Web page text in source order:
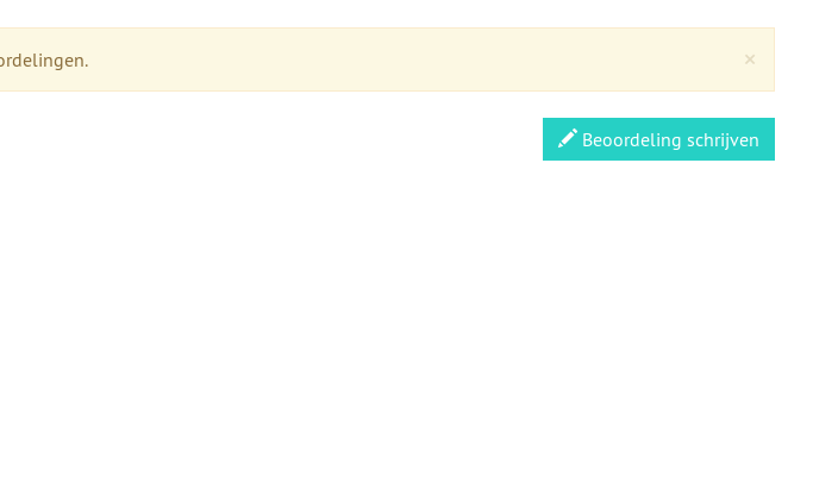
×
Beoordeling schrijven